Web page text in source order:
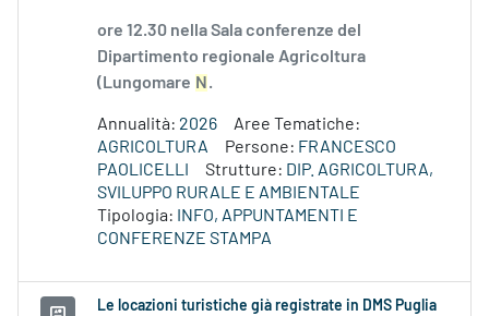
ore 12.30 nella Sala conferenze del
Dipartimento regionale Agricoltura
(Lungomare N .
Annualità: 2026
Aree Tematiche:
AGRICOLTURA
Persone: FRANCESCO
PAOLICELLI
Strutture: DIP. AGRICOLTURA,
SVILUPPO RURALE E AMBIENTALE
Tipologia:
INFO, APPUNTAMENTI E
CONFERENZE STAMPA
Le locazioni turistiche già registrate in DMS Puglia